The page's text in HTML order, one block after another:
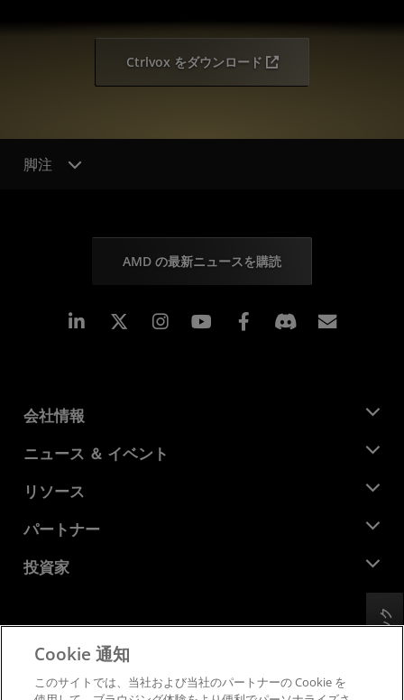
Ctrlvox をダウンロード
脚注
AMD の最新ニュースを購読
Linkedin Instagram Facebook
会社情報
AMD について
企業責任
キャリア
お問い合わせ
ニュース ＆ イベント
ニュースルーム
メディア ライブラリ
リソース
デベロッパー セントラル
ケース スタディ
パートナー
AMD パートナー ハブ
投資家
財務情報
取締役会
ガバナンス報告書
SEC 提出書類
プライバシー
商標
フィードバック
Cookie 通知
このサイトでは、当社および当社のパートナーの Cookie を